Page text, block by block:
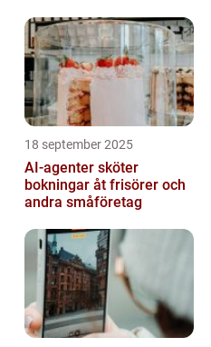
18 september 2025
AI-agenter sköter
bokningar åt frisörer och
andra småföretag